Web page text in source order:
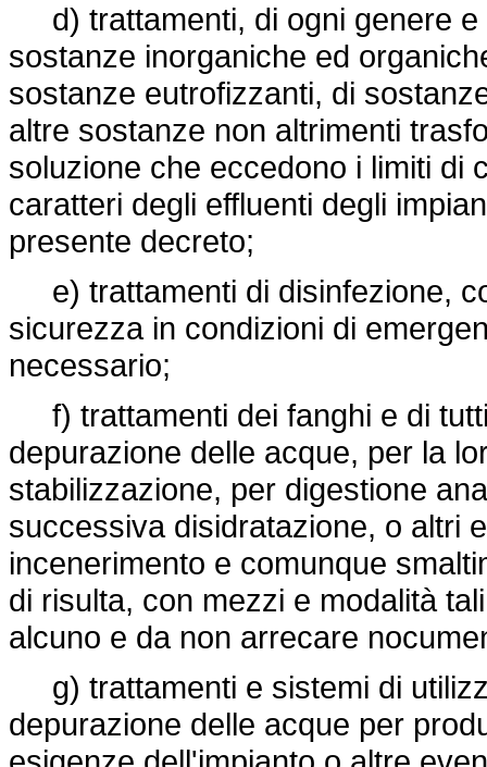
d) trattamenti, di ogni genere e
sostanze inorganiche ed
sostanze eutrofizzanti, di
altre sostanze non altrimenti
soluzione che eccedono i limiti di
caratteri degli effluenti degli
presente decreto;
e) trattamenti di disinfezione,
sicurezza in condizioni di
necessario;
f) trattamenti dei fanghi e di
depurazione delle acque, per la
stabilizzazione, per digestione
successiva disidratazione, o altri
incenerimento e comunque
di risulta, con mezzi e modalità
alcuno e da non arrecare
g) trattamenti e sistemi di
depurazione delle acque per